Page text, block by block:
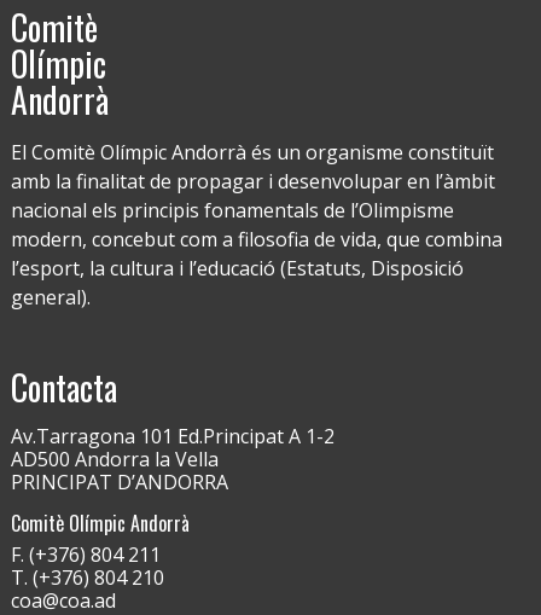
Comitè
Olímpic
Andorrà
El Comitè Olímpic Andorrà és un organisme constituït
amb la finalitat de propagar i desenvolupar en l’àmbit
nacional els principis fonamentals de l’Olimpisme
modern, concebut com a filosofia de vida, que combina
l’esport, la cultura i l’educació (Estatuts, Disposició
general).
Contacta
Av.Tarragona 101 Ed.Principat A 1-2
AD500 Andorra la Vella
PRINCIPAT D’ANDORRA
Comitè Olímpic Andorrà
F. (+376) 804 211
T. (+376) 804 210
coa@coa.ad